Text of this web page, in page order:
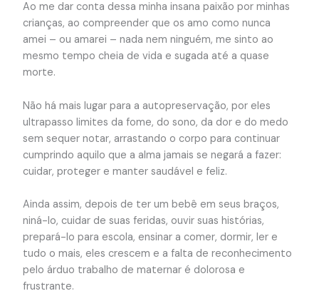
Ao me dar conta dessa minha insana paixão por minhas
crianças, ao compreender que os amo como nunca
amei – ou amarei – nada nem ninguém, me sinto ao
mesmo tempo cheia de vida e sugada até a quase
morte.
Não há mais lugar para a autopreservação, por eles
ultrapasso limites da fome, do sono, da dor e do medo
sem sequer notar, arrastando o corpo para continuar
cumprindo aquilo que a alma jamais se negará a fazer:
cuidar, proteger e manter saudável e feliz.
Ainda assim, depois de ter um bebê em seus braços,
niná-lo, cuidar de suas feridas, ouvir suas histórias,
prepará-lo para escola, ensinar a comer, dormir, ler e
tudo o mais, eles crescem e a falta de reconhecimento
pelo árduo trabalho de maternar é dolorosa e
frustrante.